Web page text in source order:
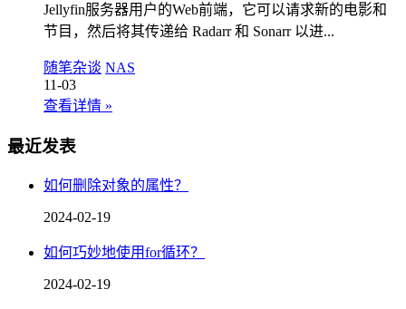
Jellyfin服务器用户的Web前端，它可以请求新的电影和
节目，然后将其传递给 Radarr 和 Sonarr 以进...
随笔杂谈 NAS
11-03
查看详情 »
最近发表
如何删除对象的属性？
2024-02-19
如何巧妙地使用for循环？
2024-02-19